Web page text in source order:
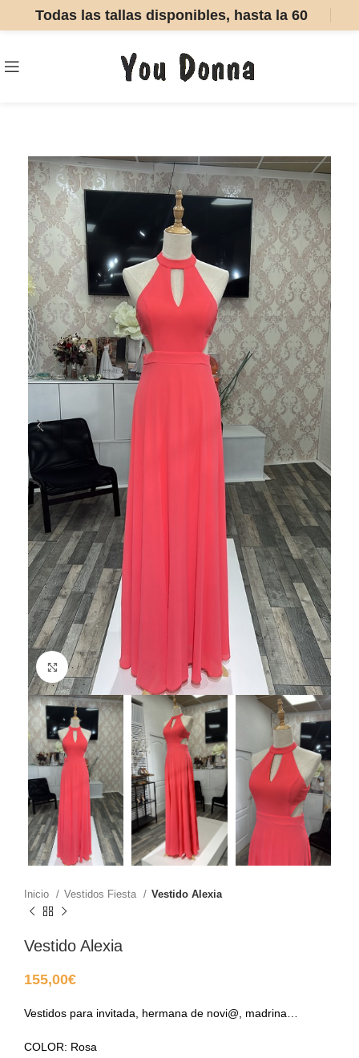
Todas las tallas disponibles, hasta la 60
Haga Click para agrandar
Inicio Vestidos Fiesta Vestido Alexia
Vestido Alexia
155,00€
Vestidos para invitada, hermana de novi@, madrina…
COLOR: Rosa